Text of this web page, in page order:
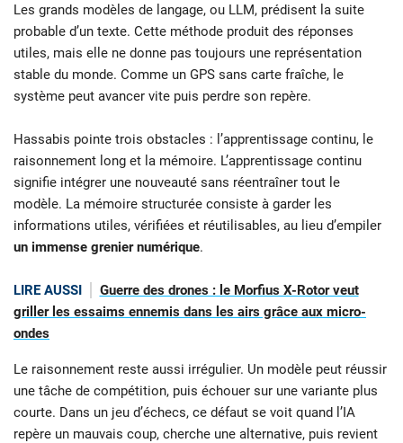
Les grands modèles de langage, ou LLM, prédisent la suite
probable d’un texte. Cette méthode produit des réponses
utiles, mais elle ne donne pas toujours une représentation
stable du monde. Comme un GPS sans carte fraîche, le
système peut avancer vite puis perdre son repère.
Hassabis pointe trois obstacles : l’apprentissage continu, le
raisonnement long et la mémoire. L’apprentissage continu
signifie intégrer une nouveauté sans réentraîner tout le
modèle. La mémoire structurée consiste à garder les
informations utiles, vérifiées et réutilisables, au lieu d’empiler
un immense grenier numérique.
LIRE AUSSI
Guerre des drones : le Morfius X-Rotor veut
griller les essaims ennemis dans les airs grâce aux micro-
ondes
Le raisonnement reste aussi irrégulier. Un modèle peut réussir
une tâche de compétition, puis échouer sur une variante plus
courte. Dans un jeu d’échecs, ce défaut se voit quand l’IA
repère un mauvais coup, cherche une alternative, puis revient